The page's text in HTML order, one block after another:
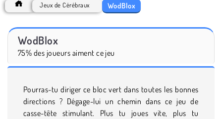
Jeux de Cérébraux WodBlox
WodBlox
75% des joueurs aiment ce jeu
Pourras-tu diriger ce bloc vert dans toutes les bonnes
directions ? Dégage-lui un chemin dans ce jeu de
casse-tête stimulant. Plus tu joues vite, plus tu